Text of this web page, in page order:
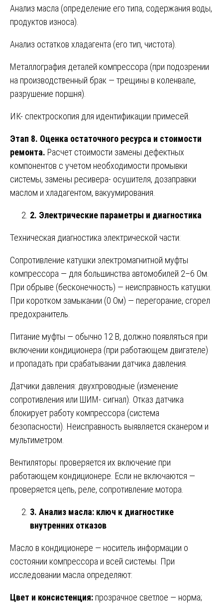
Анализ масла (определение его типа, содержания воды,
продуктов износа).
Анализ остатков хладагента (его тип, чистота).
Металлография деталей компрессора (при подозрении
на производственный брак — трещины в коленвале,
разрушение поршня).
ИК- спектроскопия для идентификации примесей.
Этап 8. Оценка остаточного ресурса и стоимости
ремонта. Расчет стоимости замены дефектных
компонентов с учетом необходимости промывки
системы, замены ресивера- осушителя, дозаправки
маслом и хладагентом, вакуумирования.
2. Электрические параметры и диагностика
Техническая диагностика электрической части:
Сопротивление катушки электромагнитной муфты
компрессора — для большинства автомобилей 2–6 Ом.
При обрыве (бесконечность) — неисправность катушки.
При коротком замыкании (0 Ом) — перегорание, сгорел
предохранитель.
Питание муфты — обычно 12 В, должно появляться при
включении кондиционера (при работающем двигателе)
и пропадать при срабатывании датчика давления.
Датчики давления: двухпроводные (изменение
сопротивления или ШИМ- сигнал). Отказ датчика
блокирует работу компрессора (система
безопасности). Неисправность выявляется сканером и
мультиметром.
Вентиляторы: проверяется их включение при
работающем кондиционере. Если не включаются —
проверяется цепь, реле, сопротивление мотора.
3. Анализ масла: ключ к диагностике
внутренних отказов
Масло в кондиционере — носитель информации о
состоянии компрессора и всей системы. При
исследовании масла определяют:
Цвет и консистенция: прозрачное светлое — норма;